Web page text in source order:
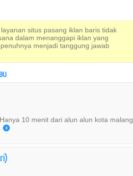
situs pasang iklan baris tidak
dalam menanggapi iklan yang
menjadi tanggung jawab
10 menit dari alun alun kota malang,
)